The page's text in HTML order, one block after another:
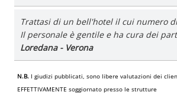
Trattasi di un bell'hotel il cui numero
Il personale è gentile e ha cura dei
Loredana - Verona
N.B. I giudizi pubblicati, sono libere valutazioni dei
EFFETTIVAMENTE soggiornato presso le strutture